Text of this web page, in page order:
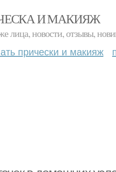
И МАКИЯЖ
лица, новости, отзывы,
прически и макияж